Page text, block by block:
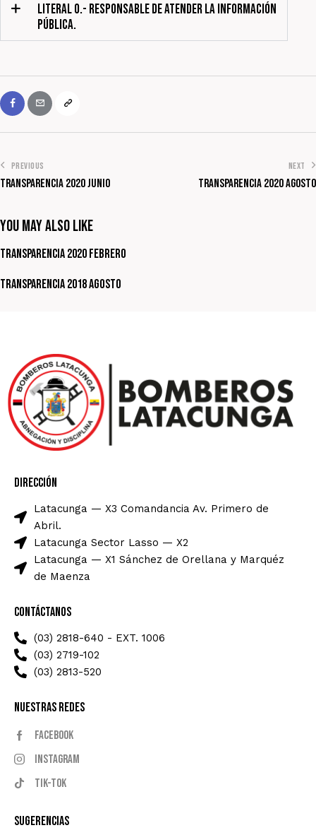
LITERAL O.- RESPONSABLE DE ATENDER LA INFORMACIÓN
PÚBLICA.
PREVIOUS
Transparencia 2020 Junio
NEXT
Transparencia 2020 Agosto
You May Also Like
Transparencia 2020 Febrero
Transparencia 2018 Agosto
Dirección
Latacunga — X3 Comandancia Av. Primero de
Abril.
Latacunga Sector Lasso — X2
Latacunga — X1 Sánchez de Orellana y Marquéz
de Maenza
Contáctanos
(03) 2818-640 - EXT. 1006
(03) 2719-102
(03) 2813-520
Nuestras Redes
Facebook
Instagram
Tik-tok
Sugerencias